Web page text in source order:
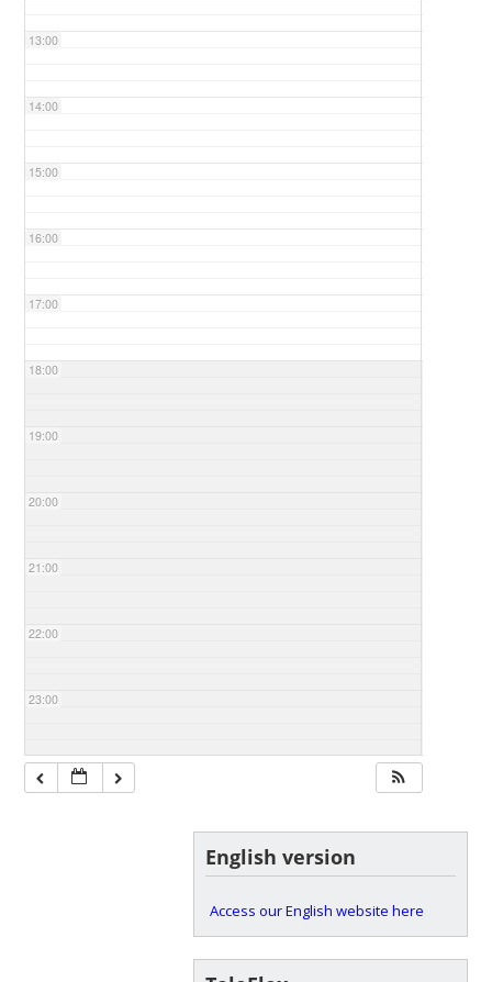
13:00
14:00
15:00
16:00
17:00
18:00
19:00
20:00
21:00
22:00
23:00
English version
Access our English website here